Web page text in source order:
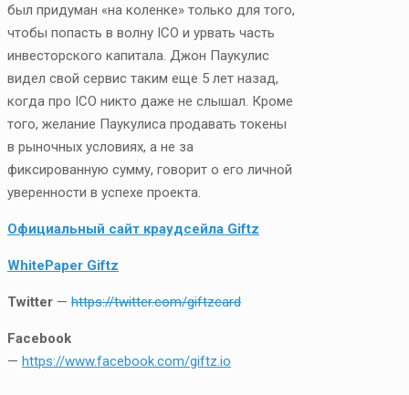
был придуман «на коленке» только для того,
чтобы попасть в волну ICO и урвать часть
инвесторского капитала. Джон Паукулис
видел свой сервис таким еще 5 лет назад,
когда про ICO никто даже не слышал. Кроме
того, желание Паукулиса продавать токены
в рыночных условиях, а не за
фиксированную сумму, говорит о его личной
уверенности в успехе проекта.
Официальный сайт краудсейла Giftz
WhitePaper Giftz
Twitter — https://twitter.com/giftzcard
Facebook
— https://www.facebook.com/giftz.io